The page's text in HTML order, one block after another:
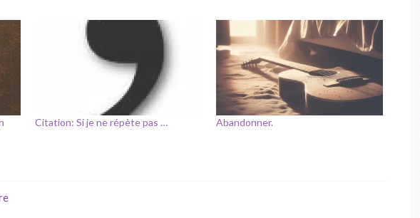
Citation: Si je ne répète pas … Abandonner.